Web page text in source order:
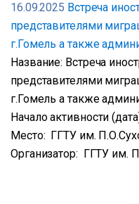
16.09.2025 Встреча
представителями
г.Гомель а также
Название: Встреча
представителями
г.Гомель а также
Начало активности
Место: ГГТУ им.
Организатор: ГГТУ им.